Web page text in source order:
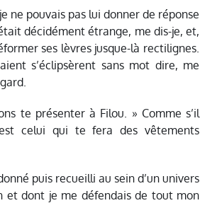
ne pouvais pas lui donner de réponse
décidément étrange, me dis-je, et,
ses lèvres jusque-là rectilignes.
s’éclipsèrent sans mot dire, me
te présenter à Filou. » Comme s’il
celui qui te fera des vêtements
puis recueilli au sein d’un univers
dont je me défendais de tout mon